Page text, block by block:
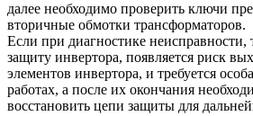
далее необходимо проверить ключи
вторичные обмотки трансформаторов.
Если при диагностике неисправности,
защиту инвертора, появляется риск
элементов инвертора, и требуется
работах, а после их окончания
восстановить цепи защиты для